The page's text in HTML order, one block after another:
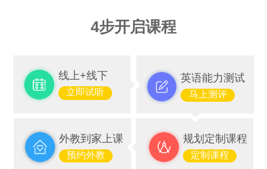
4步开启课程
线上+线下
立即试听
英语能力测试
马上测评
外教到家上课
预约外教
规划定制课程
定制课程